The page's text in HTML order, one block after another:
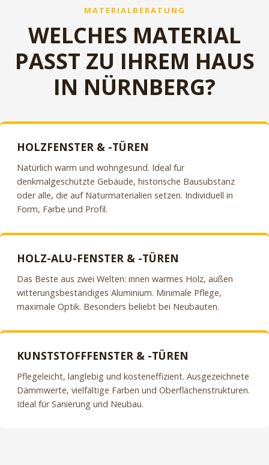
MATERIALBERATUNG
WELCHES MATERIAL
PASST ZU IHREM HAUS
IN NÜRNBERG?
HOLZFENSTER & -TÜREN
Natürlich warm und wohngesund. Ideal für
denkmalgeschützte Gebäude, historische Bausubstanz
oder alle, die auf Naturmaterialien setzen. Individuell in
Form, Farbe und Profil.
HOLZ-ALU-FENSTER & -TÜREN
Das Beste aus zwei Welten: innen warmes Holz, außen
witterungsbeständiges Aluminium. Minimale Pflege,
maximale Optik. Besonders beliebt bei Neubauten.
KUNSTSTOFFFENSTER & -TÜREN
Pflegeleicht, langlebig und kosteneffizient. Ausgezeichnete
Dämmwerte, vielfältige Farben und Oberflächenstrukturen.
Ideal für Sanierung und Neubau.